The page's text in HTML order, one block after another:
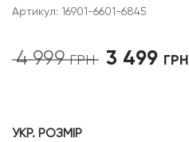
Артикул: 16901-6601-6845
4 999ГРН
Оригінальна
3 499 ГРН
УКР. РОЗМІР